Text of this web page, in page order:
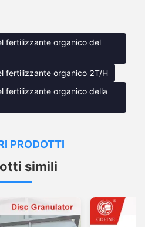
fertilizzante organico del
fertilizzante organico 2T/H
fertilizzante organico della
PRODOTTI
simili